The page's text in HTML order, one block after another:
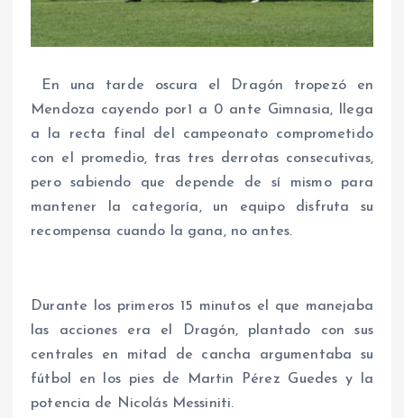
En una tarde oscura el Dragón tropezó en
Mendoza cayendo por1 a 0 ante Gimnasia, llega
a la recta final del campeonato comprometido
con el promedio, tras tres derrotas consecutivas,
pero sabiendo que depende de sí mismo para
mantener la categoría, un equipo disfruta su
recompensa cuando la gana, no antes.
Durante los primeros 15 minutos el que manejaba
las acciones era el Dragón, plantado con sus
centrales en mitad de cancha argumentaba su
fútbol en los pies de Martin Pérez Guedes y la
potencia de Nicolás Messiniti.